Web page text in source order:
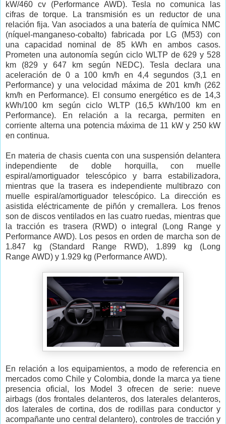
kW/460 cv (Performance AWD). Tesla no comunica las
cifras de torque. La transmisión es un reductor de una
relación fija. Van asociados a una batería de química NMC
(níquel-manganeso-cobalto) fabricada por LG (M53) con
una capacidad nominal de 85 kWh en ambos casos.
Prometen una autonomía según ciclo WLTP de 629 y 528
km (829 y 647 km según NEDC). Tesla declara una
aceleración de 0 a 100 km/h en 4,4 segundos (3,1 en
Performance) y una velocidad máxima de 201 km/h (262
km/h en Performance). El consumo energético es de 14,3
kWh/100 km según ciclo WLTP (16,5 kWh/100 km en
Performance). En relación a la recarga, permiten en
corriente alterna una potencia máxima de 11 kW y 250 kW
en continua.
En materia de chasis cuenta con una suspensión delantera
independiente de doble horquilla, con muelle
espiral/amortiguador telescópico y barra estabilizadora,
mientras que la trasera es independiente multibrazo con
muelle espiral/amortiguador telescópico. La dirección es
asistida eléctricamente de piñón y cremallera. Los frenos
son de discos ventilados en las cuatro ruedas, mientras que
la tracción es trasera (RWD) o integral (Long Range y
Performance AWD). Los pesos en orden de marcha son de
1.847 kg (Standard Range RWD), 1.899 kg (Long
Range AWD) y 1.929 kg (Performance AWD).
En relación a los equipamientos, a modo de referencia en
mercados como Chile y Colombia, donde la marca ya tiene
presencia oficial, los Model 3 ofrecen de serie: nueve
airbags (dos frontales delanteros, dos laterales delanteros,
dos laterales de cortina, dos de rodillas para conductor y
acompañante uno central delantero), controles de tracción y